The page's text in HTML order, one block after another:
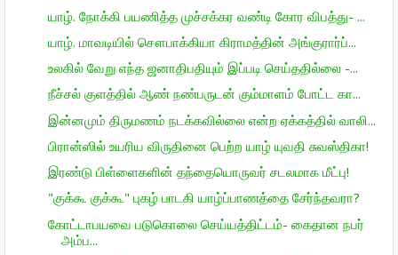
யாழ். நோக்கி பயணித்த முச்சக்கர வண்டி கோர விபத்து- ...
யாழ். மாவடியில் சௌபாக்கியா கிராமத்தின் அங்குரார்ப்...
உலகில் வேறு எந்த ஜனாதிபதியும் இப்படி செய்ததில்லை -...
நீச்சல் குளத்தில் ஆண் நண்பருடன் கும்மாளம் போட்ட கா...
இன்னமும் திருமணம் நடக்கவில்லை என்ற ஏக்கத்தில் வாலி...
பிரான்ஸில் உயரிய விருதினை பெற்ற யாழ் யுவதி சுவஸ்திகா!
இரண்டு பிள்ளைகளின் தந்தையொருவர் சடலமாக மீட்பு!
"குக்கூ குக்கூ" புகழ் பாடகி யாழ்ப்பாணத்தை சேர்ந்தவரா?
கோட்டாபயவை படுகொலை செய்யத்திட்டம்- கைதான நபர்
அம்ப...